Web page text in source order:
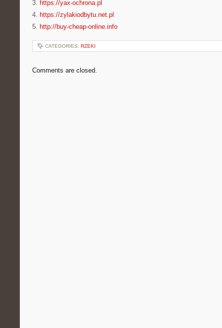
3. https://yax-ochrona.pl
4. https://zylakiodbytu.net.pl
5. http://buy-cheap-online.info
CATEGORIES: RZEKI
Comments are closed.